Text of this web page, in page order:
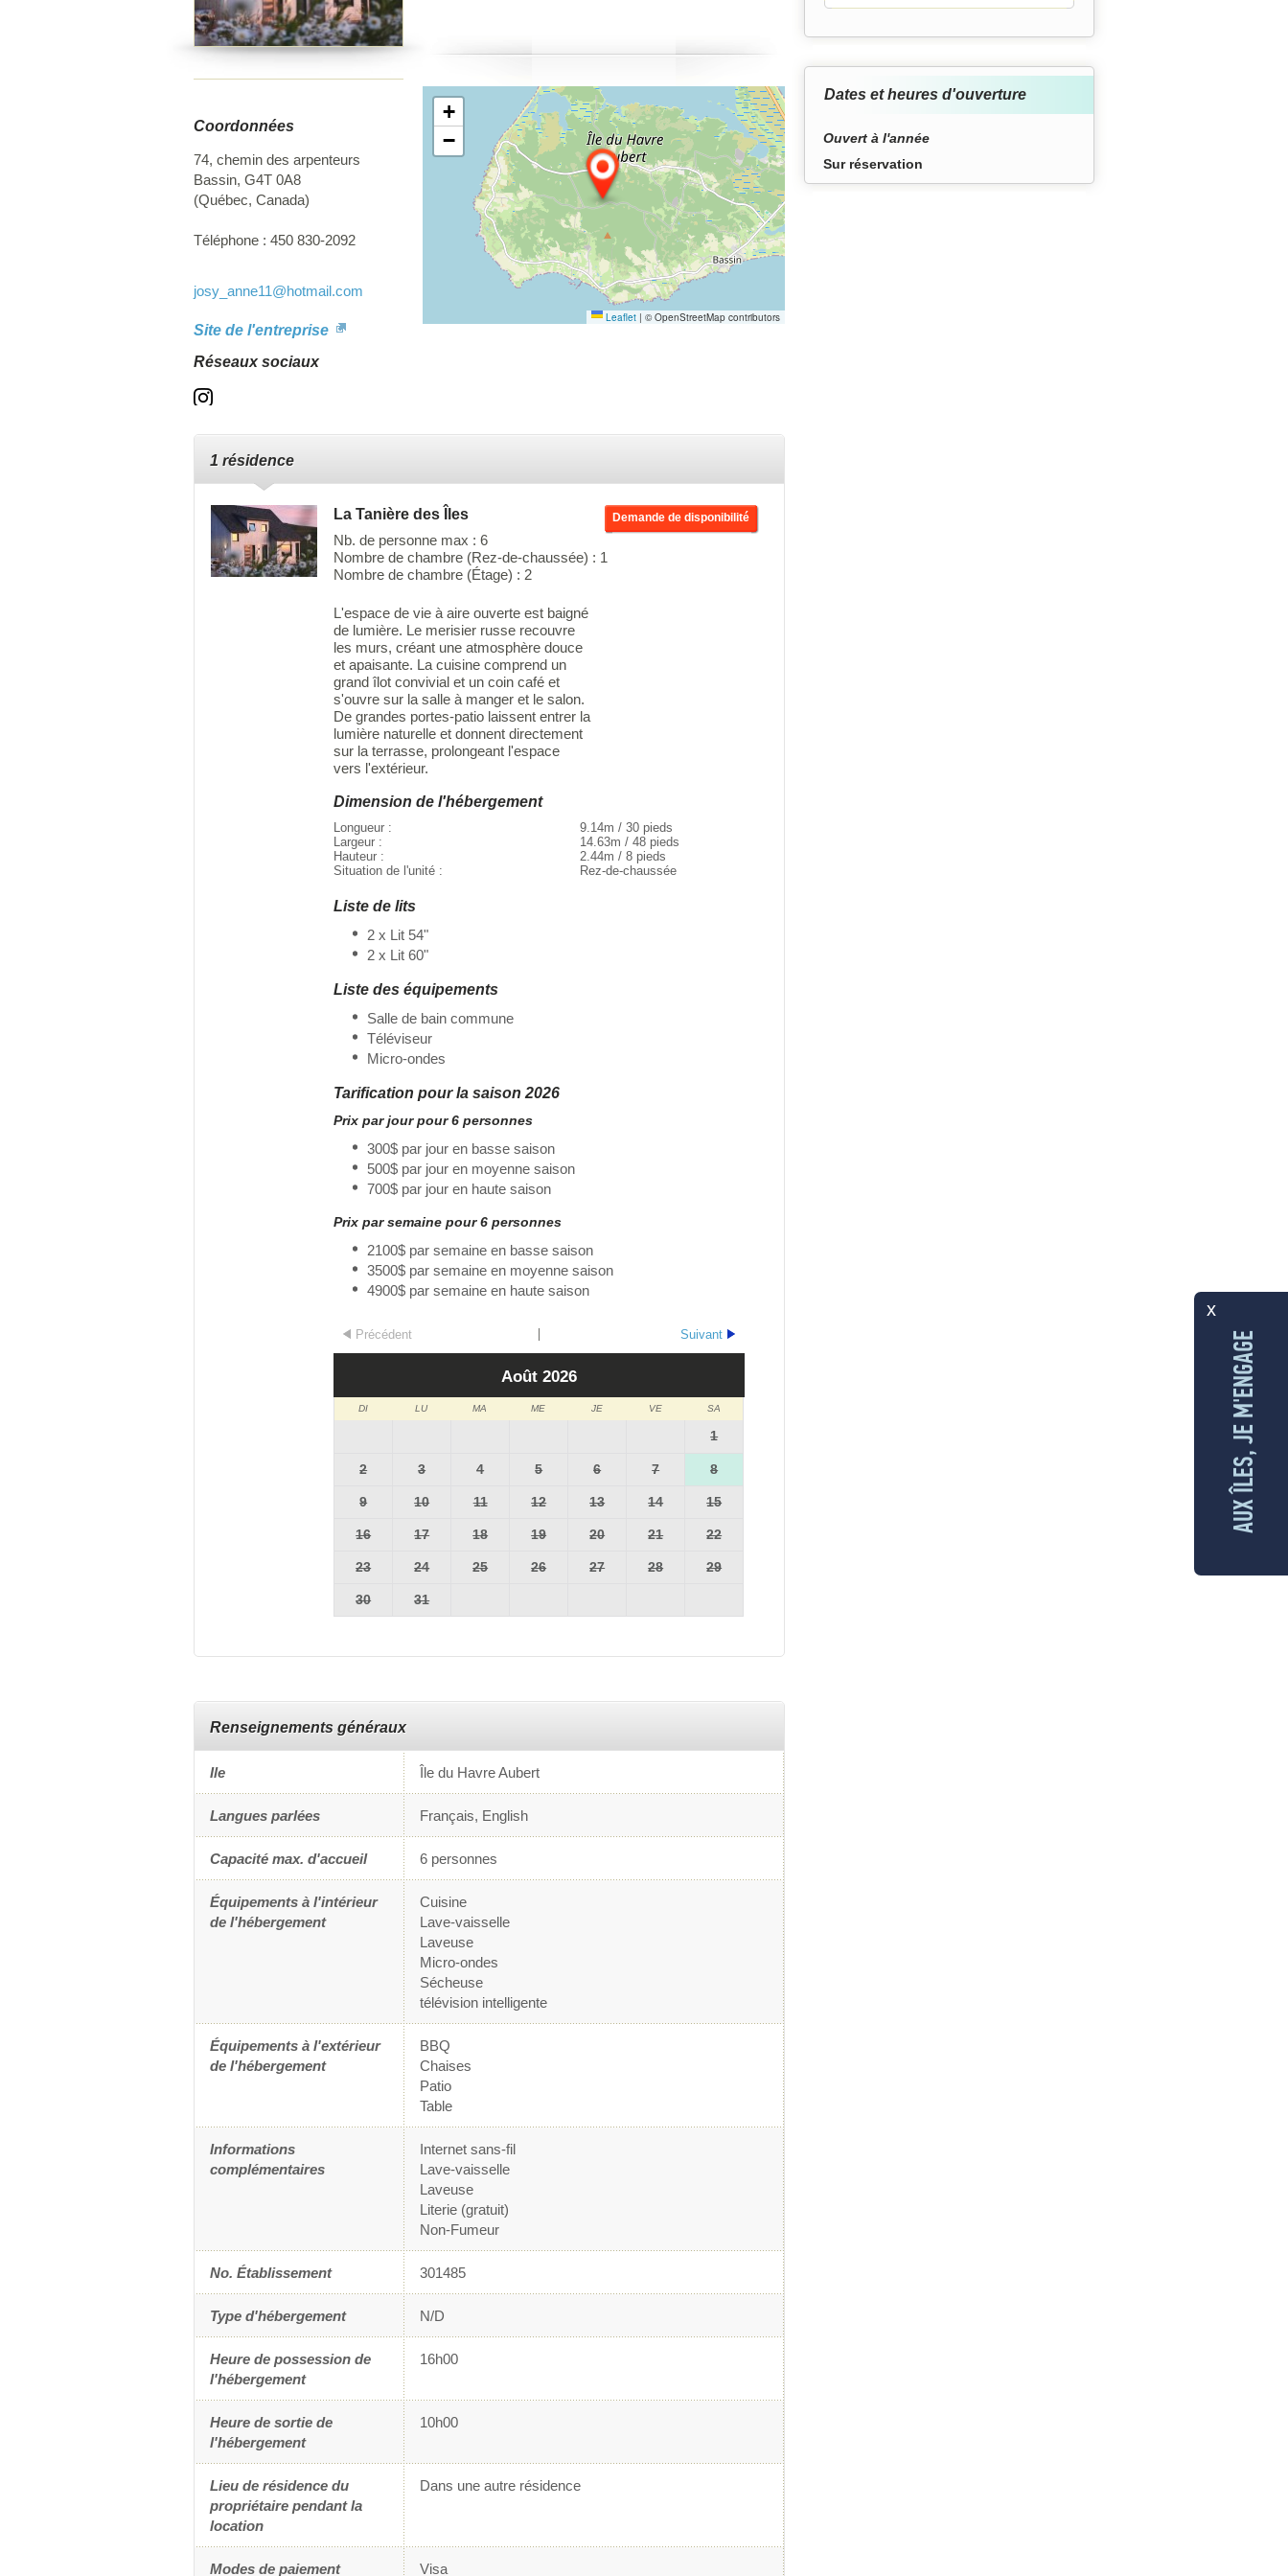
Coordonnées
74, chemin des arpenteurs
Bassin, G4T 0A8
(Québec, Canada)
Téléphone : 450 830-2092
josy_anne11@hotmail.com
Site de l'entreprise
Réseaux sociaux
+
−
Leaflet | © OpenStreetMap contributors
1 résidence
Demande de disponibilité
La Tanière des Îles
Nb. de personne max : 6
Nombre de chambre (Rez-de-chaussée) : 1
Nombre de chambre (Étage) : 2
L'espace de vie à aire ouverte est baigné
de lumière. Le merisier russe recouvre
les murs, créant une atmosphère douce
et apaisante. La cuisine comprend un
grand îlot convivial et un coin café et
s'ouvre sur la salle à manger et le salon.
De grandes portes-patio laissent entrer la
lumière naturelle et donnent directement
sur la terrasse, prolongeant l'espace
vers l'extérieur.
Dimension de l'hébergement
Longueur :
9.14m / 30 pieds
Largeur :
14.63m / 48 pieds
Hauteur :
2.44m / 8 pieds
Situation de l'unité :
Rez-de-chaussée
Liste de lits
2 x Lit 54"
2 x Lit 60"
Liste des équipements
Salle de bain commune
Téléviseur
Micro-ondes
Tarification pour la saison 2026
Prix par jour pour 6 personnes
300$ par jour en basse saison
500$ par jour en moyenne saison
700$ par jour en haute saison
Prix par semaine pour 6 personnes
2100$ par semaine en basse saison
3500$ par semaine en moyenne saison
4900$ par semaine en haute saison
Précédent Suivant
Août 2026
DI LU MA ME JE VE SA
1
2 3 4 5 6 7 8
9 10 11 12 13 14 15
16 17 18 19 20 21 22
23 24 25 26 27 28 29
30 31
Renseignements généraux
Ile Île du Havre Aubert
Langues parlées Français, English
Capacité max. d'accueil 6 personnes
Équipements à l'intérieur
de l'hébergement
Cuisine
Lave-vaisselle
Laveuse
Micro-ondes
Sécheuse
télévision intelligente
Équipements à l'extérieur
de l'hébergement
BBQ
Chaises
Patio
Table
Informations
complémentaires
Internet sans-fil
Lave-vaisselle
Laveuse
Literie (gratuit)
Non-Fumeur
No. Établissement 301485
Type d'hébergement N/D
Heure de possession de
l'hébergement
16h00
Heure de sortie de
l'hébergement
10h00
Lieu de résidence du
propriétaire pendant la
location
Dans une autre résidence
Modes de paiement Visa
Dates et heures d'ouverture
Ouvert à l'année
Sur réservation
x
AUX ÎLES, JE M'ENGAGE